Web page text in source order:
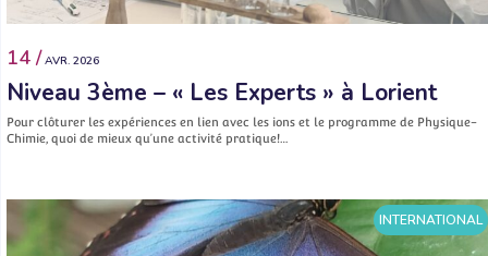
14 / AVR. 2026
Niveau 3ème – « Les Experts » à Lorient
Pour clôturer les expériences en lien avec les ions et le programme de Physique-
Chimie, quoi de mieux qu’une activité pratique!…
INTERNATIONAL